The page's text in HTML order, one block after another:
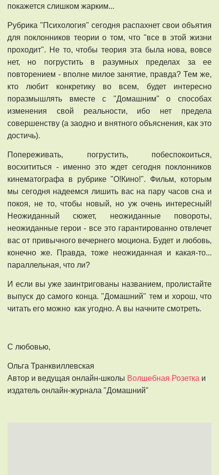
покажется слишком жарким...
Рубрика "Психология" сегодня распахнет свои объятия
для поклонников теории о том, что "все в этой жизни
проходит". Не то, чтобы теория эта была нова, вовсе
нет, но погрустить в разумных пределах за ее
повторением - вполне милое занятие, правда? Тем же,
кто любит конкретику во всем, будет интересно
поразмышлять вместе с "Домашним" о способах
изменения свой реальности, ибо нет предела
совершенству (а заодно и внятного объяснения, как это
достичь).
Попереживать, погрустить, побеспокоиться,
восхититься - именно это ждет сегодня поклонников
кинематографа в рубрике "О!Кино!". Фильм, которым
мы сегодня надеемся лишить вас на пару часов сна и
покоя, не то, чтобы новый, но уж очень интересный!
Неожиданный сюжет, неожиданные повороты,
неожиданные герои - все это гарантированно отвлечет
вас от привычного вечернего моциона. Будет и любовь,
конечно же. Правда, тоже неожиданная и какая-то...
параллельная, что ли?
И если вы уже заинтригованы названием, пролистайте
выпуск до самого конца. "Домашний" тем и хорош, что
читать его можно как угодно. А вы начните смотреть.
С любовью,
Ольга Транквиллевская
Автор и ведущая онлайн-школы Волшебная Розетка и
издатель онлайн-журнала "Домашний"